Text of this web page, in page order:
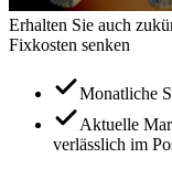
Erhalten Sie auch
Fixkosten senken
Monatliche
Aktuelle
verlässlich im